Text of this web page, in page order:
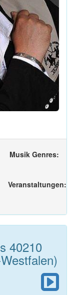
Musik Genres:
Veranstaltungen:
40210